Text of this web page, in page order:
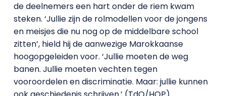
de deelnemers een hart onder de riem kwam
steken. ‘Jullie zijn de rolmodellen voor de jongens
en meisjes die nu nog op de middelbare school
zitten’, hield hij de aanwezige Marokkaanse
hoogopgeleiden voor. ‘Jullie moeten de weg
banen. Jullie moeten vechten tegen
vooroordelen en discriminatie. Maar: jullie kunnen